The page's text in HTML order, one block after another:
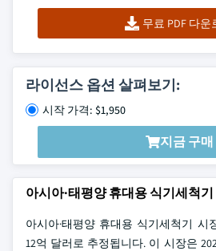
무료 PDF 다운
라이선스 옵션 살펴보기:
시작 가격: $1,950
지금 구매
아시아·태평양 휴대용 식기세척
아시아·태평양 휴대용 식기세척기 시
12억 달러로 추정됩니다. 이 시장은